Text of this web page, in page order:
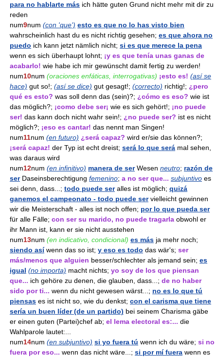
para no hablarte más ich hätte guten Grund nicht mehr mit dir zu
reden
num9num (con 'que') esto es que no lo has visto bien
wahrscheinlich hast du es nicht richtig gesehen; es que ahora no
puedo ich kann jetzt nämlich nicht; si es que merece la pena
wenn es sich überhaupt lohnt; ¡y es que tenía unas ganas de
acabarlo! wie habe ich mir gewünscht damit fertig zu werden!
num10num (oraciones enfáticas, interrogativas) ¡esto es! (así se
hace) gut so!; (así se dice) gut gesagt!; (correcto) richtig!; ¿pero
qué es esto? was soll denn das (sein)?; ¿cómo es eso? wie ist
das möglich?; ¡como debe ser¡ wie es sich gehört!; ¡no puede
ser! das kann doch nicht wahr sein!; ¿no puede ser? ist es nicht
möglich?; ¡eso es cantar! das nennt man Singen!
num11num (en futuro) ¿será capaz? wird er/sie das können?;
¡será capaz! der Typ ist echt dreist; será lo que será mal sehen,
was daraus wird
num12num (en infinitivo) manera de serWesen neutro; razón de
serDaseinsberechtigung femenino; a no ser que... subjuntivo es
sei denn, dass...; todo puede seralles ist möglich; quizá
ganemos el campeonato - todo puede servielleicht gewinnen
wir die Meisterschaft - alles ist noch offen; por lo que pueda ser
für alle Fälle; con ser su marido, no puede tragarla obwohl er
ihr Mann ist, kann er sie nicht ausstehen
num13num (en indicativo, condicional) es más ja mehr noch;
siendo asíwenn das so ist; y eso es todo das wär's; ser
más/menos que alguien besser/schlechter als jemand sein; es
igual (no importa) macht nichts; yo soy de los que piensan
que... ich gehöre zu denen, die glauben, dass...; de no haber
sido por ti... wenn du nicht gewesen wärst...; no es lo que tú
piensas es ist nicht so, wie du denkst; con el carisma que tiene
sería un buen líder (de un partido) bei seinem Charisma gäbe
er einen guten (Partei)chef ab; el lema electoral es:... die
Wahlparole lautet:...
num14num (en subjuntivo) si yo fuera tú wenn ich du wäre; si no
fuera por eso... wenn das nicht wäre...; si por mí fuera wenn es